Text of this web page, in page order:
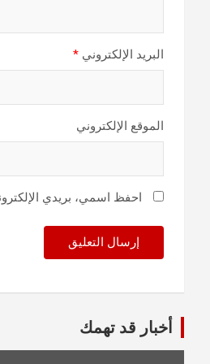
البريد الإلكتروني *
الموقع الإلكتروني
احفظ اسمي، بريدي
أخبار قد تهمك